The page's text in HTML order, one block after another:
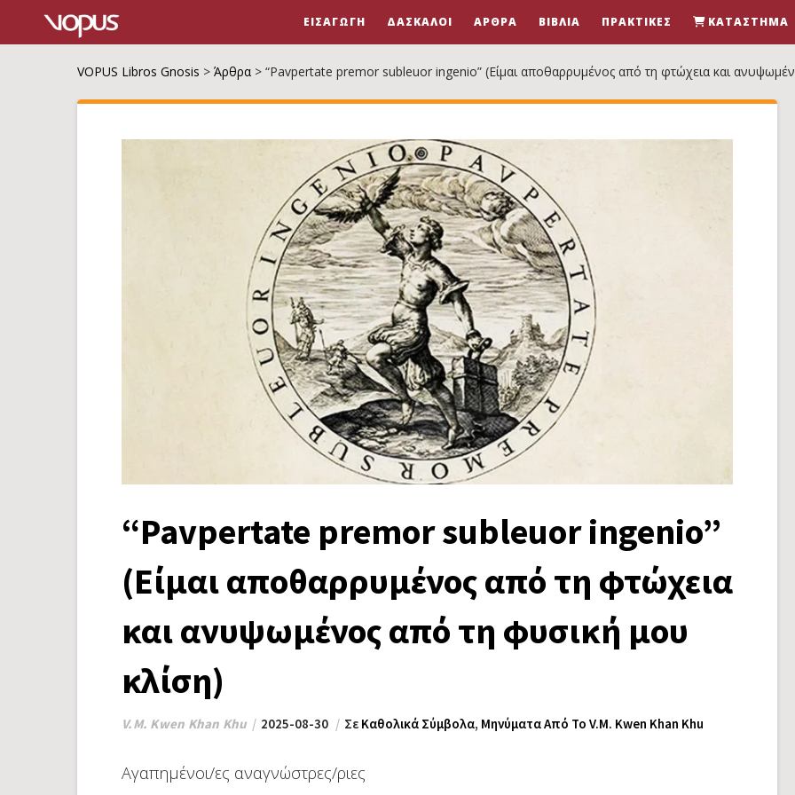
ΕΙΣΑΓΩΓΉ ΔΆΣΚΑΛΟΙ ΆΡΘΡΑ ΒΙΒΛΊΑ ΠΡΑΚΤΙΚΈΣ ΚΑΤΆΣΤΗΜΑ
VOPUS Libros Gnosis > Άρθρα > “Pavpertate premor subleuor ingenio” (Είμαι αποθαρρυμένος από τη φτώχεια και
“Pavpertate premor subleuor ingenio”
(Είμαι αποθαρρυμένος από τη φτώχεια
και ανυψωμένος από τη φυσική μου
κλίση)
V.M. Kwen Khan Khu 2025-08-30 Σε Καθολικά Σύμβολα, Μηνύματα Από Το V.M. Kwen Khan Khu
Αγαπημένοι/ες αναγνώστρες/ριες